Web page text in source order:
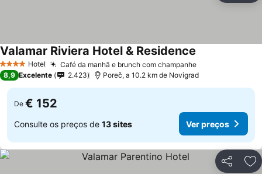
4 EstrelasHotel Café da manhã e brunch com champanhe
Valamar Riviera Hotel & Residence
8,9 Excelente 2.423 Poreč, a 10.2 km de Novigrad
De € 152
Consulte os preços de 13 sites Ver preços
Partilhar